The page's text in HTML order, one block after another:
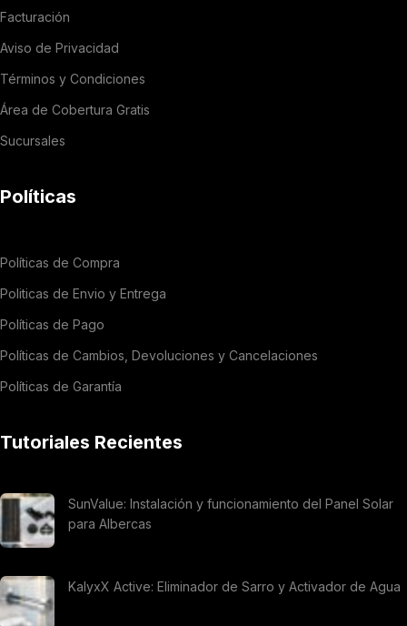
Facturación
Aviso de Privacidad
Términos y Condiciones
Área de Cobertura Gratis
Sucursales
Políticas
Políticas de Compra
Politicas de Envio y Entrega
Políticas de Pago
Políticas de Cambios, Devoluciones y Cancelaciones
Políticas de Garantía
Tutoriales Recientes
SunValue: Instalación y funcionamiento del Panel Solar
para Albercas
KalyxX Active: Eliminador de Sarro y Activador de Agua